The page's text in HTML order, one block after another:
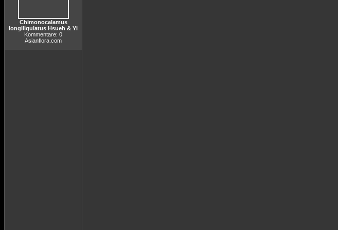
Chimonocalamus
longiligulatus Hsueh & Yi
Kommentare: 0
Asianflora.com